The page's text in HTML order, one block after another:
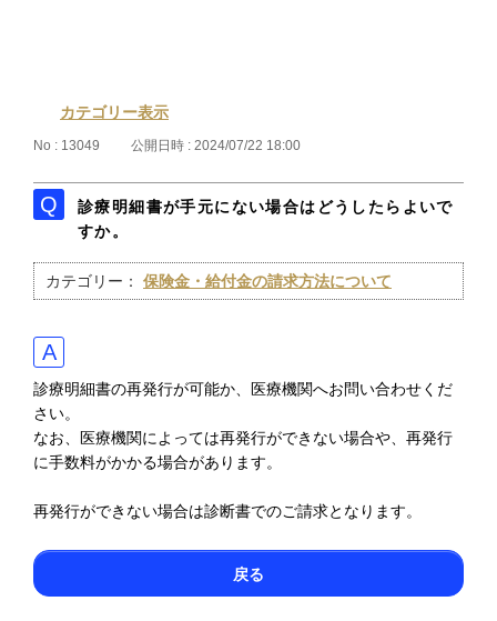
カテゴリー表示
No : 13049 公開日時 : 2024/07/22 18:00
診療明細書が手元にない場合はどうしたらよいで
すか。
カテゴリー： 保険金・給付金の請求方法について
診療明細書の再発行が可能か、医療機関へお問い合わせくだ
さい。
なお、医療機関によっては再発行ができない場合や、再発行
に手数料がかかる場合があります。
再発行ができない場合は診断書でのご請求となります。
戻る